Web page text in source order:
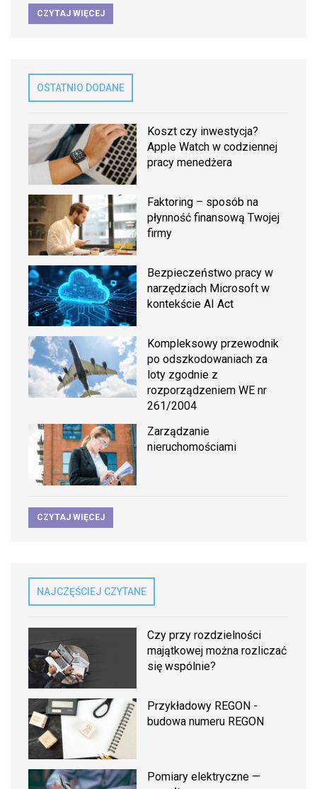
CZYTAJ WIĘCEJ
OSTATNIO DODANE
Koszt czy inwestycja?
Apple Watch w codziennej
pracy menedżera
Faktoring – sposób na
płynność finansową Twojej
firmy
Bezpieczeństwo pracy w
narzędziach Microsoft w
kontekście AI Act
Kompleksowy przewodnik
po odszkodowaniach za
loty zgodnie z
rozporządzeniem WE nr
261/2004
Zarządzanie
nieruchomościami
CZYTAJ WIĘCEJ
NAJCZĘŚCIEJ CZYTANE
Czy przy rozdzielności
majątkowej można rozliczać
się wspólnie?
Przykładowy REGON -
budowa numeru REGON
Pomiary elektryczne —